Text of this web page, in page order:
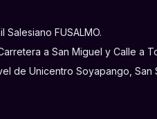
Salesiano FUSALMO.
a San Miguel y Calle a
de Unicentro Soyapango, San